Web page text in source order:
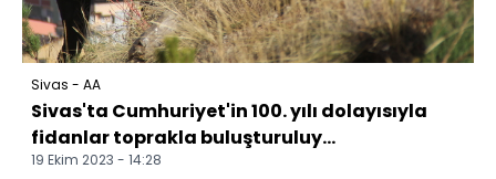
Sivas - AA
Sivas'ta Cumhuriyet'in 100. yılı dolayısıyla
fidanlar toprakla buluşturuluy...
19 Ekim 2023 - 14:28